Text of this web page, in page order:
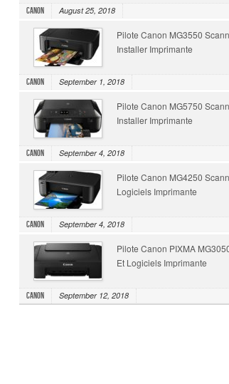
Canon August 25, 2018
Pilote Canon MG3550
Installer Imprimante
Canon September 1, 2018
Pilote Canon MG5750
Installer Imprimante
Canon September 4, 2018
Pilote Canon MG4250
Logiciels Imprimante
Canon September 4, 2018
Pilote Canon PIXMA
Et Logiciels Imprimante
Canon September 12, 2018